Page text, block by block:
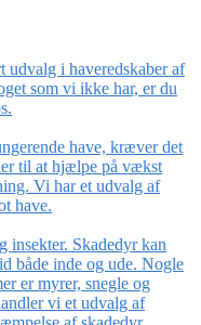
udvalg i haveredskaber af
som vi ikke har, er du
have, kræver det
til at hjælpe på vækst
Vi har et udvalg af
have.
insekter. Skadedyr kan
både inde og ude. Nogle
er myrer, snegle og
vi et udvalg af